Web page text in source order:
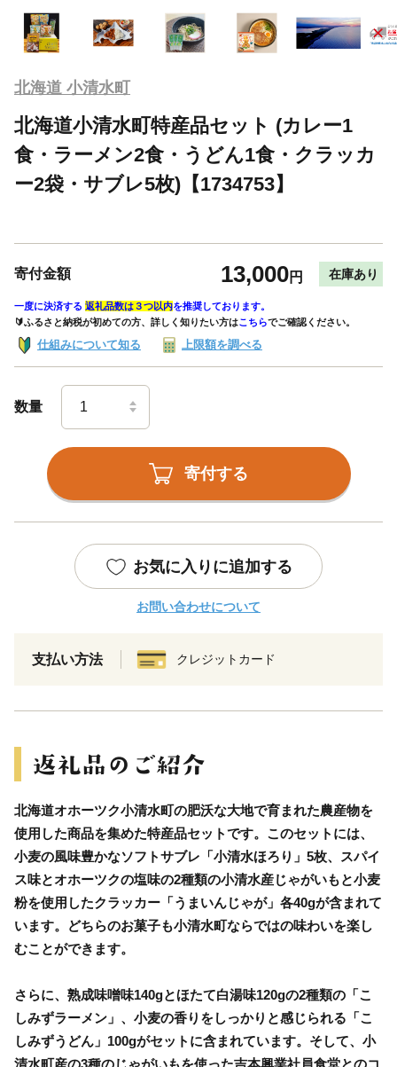
北海道 小清水町
北海道小清水町特産品セット (カレー1
食・ラーメン2食・うどん1食・クラッカ
ー2袋・サブレ5枚)【1734753】
寄付金額 13,000円 在庫あり
一度に決済する 返礼品数は３つ以内を推奨しております。
🔰ふるさと納税が初めての方、詳しく知りたい方はこちらでご確認ください。
仕組みについて知る 上限額を調べる
数量
寄付する
お気に入りに追加する
お問い合わせについて
支払い方法 クレジットカード
北海道オホーツク小清水町の肥沃な大地で育まれた農産物を
使用した商品を集めた特産品セットです。このセットには、
小麦の風味豊かなソフトサブレ「小清水ほろり」5枚、スパイ
ス味とオホーツクの塩味の2種類の小清水産じゃがいもと小麦
粉を使用したクラッカー「うまいんじゃが」各40gが含まれて
います。どちらのお菓子も小清水町ならではの味わいを楽し
むことができます。
さらに、熟成味噌味140gとほたて白湯味120gの2種類の「こ
しみずラーメン」、小麦の香りをしっかりと感じられる「こ
しみずうどん」100gがセットに含まれています。そして、小
清水町産の3種のじゃがいもを使った吉本興業社員食堂とのコ